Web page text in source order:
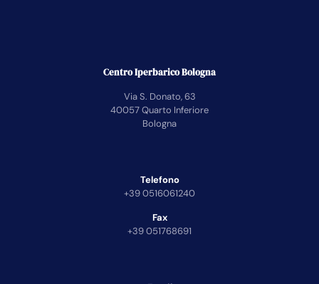
Centro Iperbarico Bologna
Via S. Donato, 63
40057 Quarto Inferiore
Bologna
Telefono
+39 0516061240
Fax
+39 051768691